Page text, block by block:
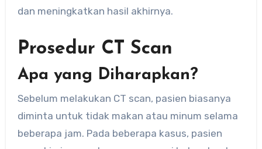
dan meningkatkan hasil akhirnya.
Prosedur CT Scan
Apa yang Diharapkan?
Sebelum melakukan CT scan, pasien biasanya
diminta untuk tidak makan atau minum selama
beberapa jam. Pada beberapa kasus, pasien